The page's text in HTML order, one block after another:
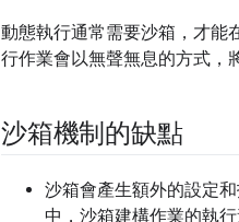
動態執行通常需要沙箱，才能
行作業會以無聲無息的方式，
沙箱機制的缺點
沙箱會產生額外的設定
中，沙箱建構作業的執